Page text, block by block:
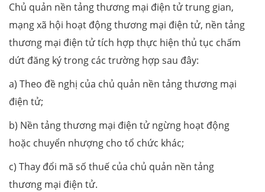
Chủ quản nền tảng thương mại điện tử trung gian,
mạng xã hội hoạt động thương mại điện tử, nền tảng
thương mại điện tử tích hợp thực hiện thủ tục chấm
dứt đăng ký trong các trường hợp sau đây:
a) Theo đề nghị của chủ quản nền tảng thương mại
điện tử;
b) Nền tảng thương mại điện tử ngừng hoạt động
hoặc chuyển nhượng cho tổ chức khác;
c) Thay đổi mã số thuế của chủ quản nền tảng
thương mại điện tử.